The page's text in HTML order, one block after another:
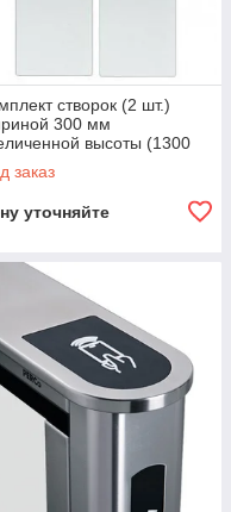
створок (2 шт.)
300 мм
высоты (1300
PERCo-ATG-300H
заказ
уточняйте